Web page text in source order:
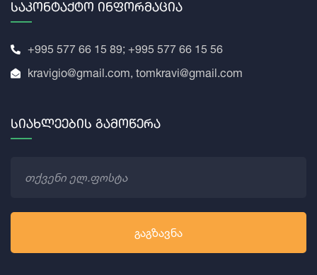
Საკონტაქტო Ინფორმაცია
+995 577 66 15 89; +995 577 66 15 56
kravigio@gmail.com, tomkravi@gmail.com
Სიახლეების Გამოწერა
ᲒᲐᲒᲖᲐᲕᲜᲐ